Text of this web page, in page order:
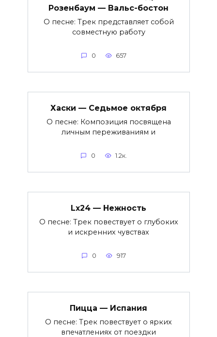
Розенбаум — Вальс-бостон
О песне: Трек представляет собой
совместную работу
0 657
Хаски — Седьмое октября
О песне: Композиция посвящена
личным переживаниям и
0 1.2к.
Lx24 — Нежность
О песне: Трек повествует о глубоких
и искренних чувствах
0 917
Пицца — Испания
О песне: Трек повествует о ярких
впечатлениях от поездки